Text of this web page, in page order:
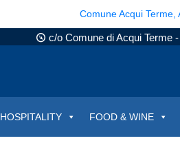
Comune Acqui Terme,
c/o Comune di Acqui Terme
HOSPITALITY FOOD & WINE